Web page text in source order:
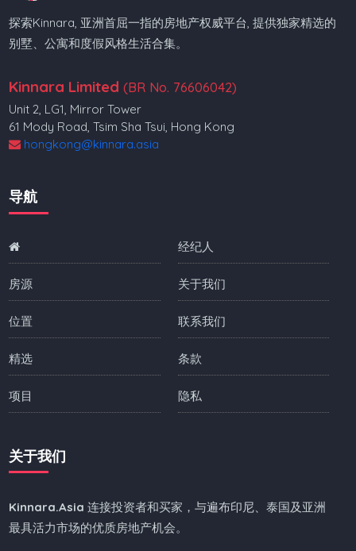
探索Kinnara, 亚洲首屈一指的房地产权威平台, 提供独家精选的
别墅、公寓和度假风格生活合集。
Kinnara Limited (BR No. 76606042)
Unit 2, LG1, Mirror Tower
61 Mody Road, Tsim Sha Tsui, Hong Kong
hongkong@kinnara.asia
导航
房源
位置
精选
项目
经纪人
关于我们
联系我们
条款
隐私
关于我们
Kinnara.Asia 连接投资者和买家，与遍布印尼、泰国及亚洲
最具活力市场的优质房地产机会。